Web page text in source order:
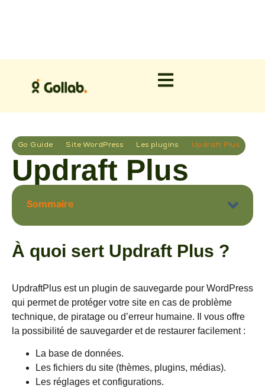
Go Guide Site WordPress Les plugins Updraft Plus
Updraft Plus
Sommaire
À quoi sert Updraft Plus ?
UpdraftPlus est un plugin de sauvegarde pour WordPress
qui permet de protéger votre site en cas de problème
technique, de piratage ou d’erreur humaine. Il vous offre
la possibilité de sauvegarder et de restaurer facilement :
La base de données.
Les fichiers du site (thèmes, plugins, médias).
Les réglages et configurations.